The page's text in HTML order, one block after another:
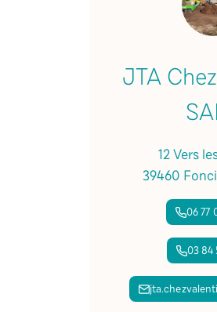
JTA
12 Vers
39460
06 77
03 84